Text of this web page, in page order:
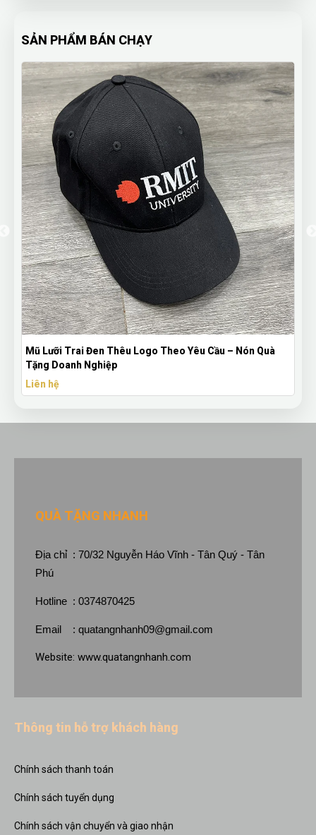
SẢN PHẨM BÁN CHẠY
Mũ Lưỡi Trai Đen Thêu Logo Theo Yêu Cầu – Nón Quà
Tặng Doanh Nghiệp
Liên hệ
QUÀ TẶNG NHANH
Địa chỉ : 70/32 Nguyễn Háo Vĩnh - Tân Quý - Tân
Phú
Hotline : 0374870425
Email : quatangnhanh09@gmail.com
Website: www.quatangnhanh.com
Thông tin hỗ trợ khách hàng
Chính sách thanh toán
Chính sách tuyển dụng
Chính sách vận chuyển và giao nhận